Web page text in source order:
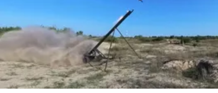
Wojna na Ukrainie
Świat